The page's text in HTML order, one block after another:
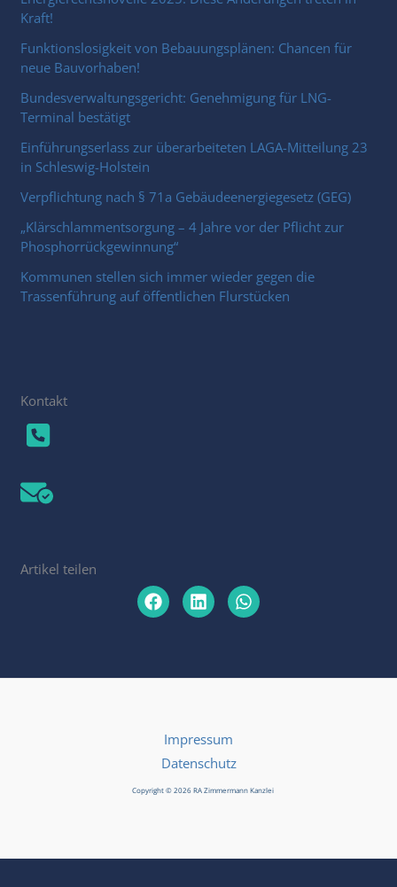
Kraft!
Funktionslosigkeit von Bebauungsplänen: Chancen für
neue Bauvorhaben!
Bundesverwaltungsgericht: Genehmigung für LNG-
Terminal bestätigt
Einführungserlass zur überarbeiteten LAGA-Mitteilung 23
in Schleswig-Holstein
Verpflichtung nach § 71a Gebäudeenergiegesetz (GEG)
„Klärschlammentsorgung – 4 Jahre vor der Pflicht zur
Phosphorrückgewinnung“
Kommunen stellen sich immer wieder gegen die
Trassenführung auf öffentlichen Flurstücken
Kontakt
Artikel teilen
Impressum
Datenschutz
Copyright © 2026 RA Zimmermann Kanzlei